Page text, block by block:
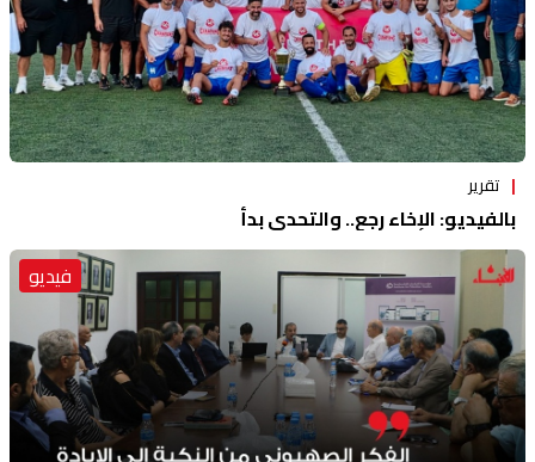
تقرير
بالفيديو: الإخاء رجع.. والتحدي بدأ
فيديو